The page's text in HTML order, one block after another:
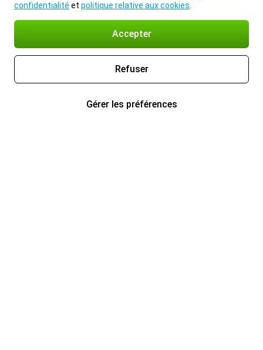
confidentialité et politique relative aux cookies
Accepter
Refuser
Gérer les préférences